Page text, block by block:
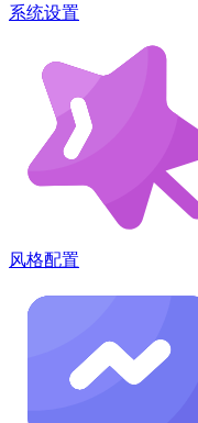
系统设置
风格配置